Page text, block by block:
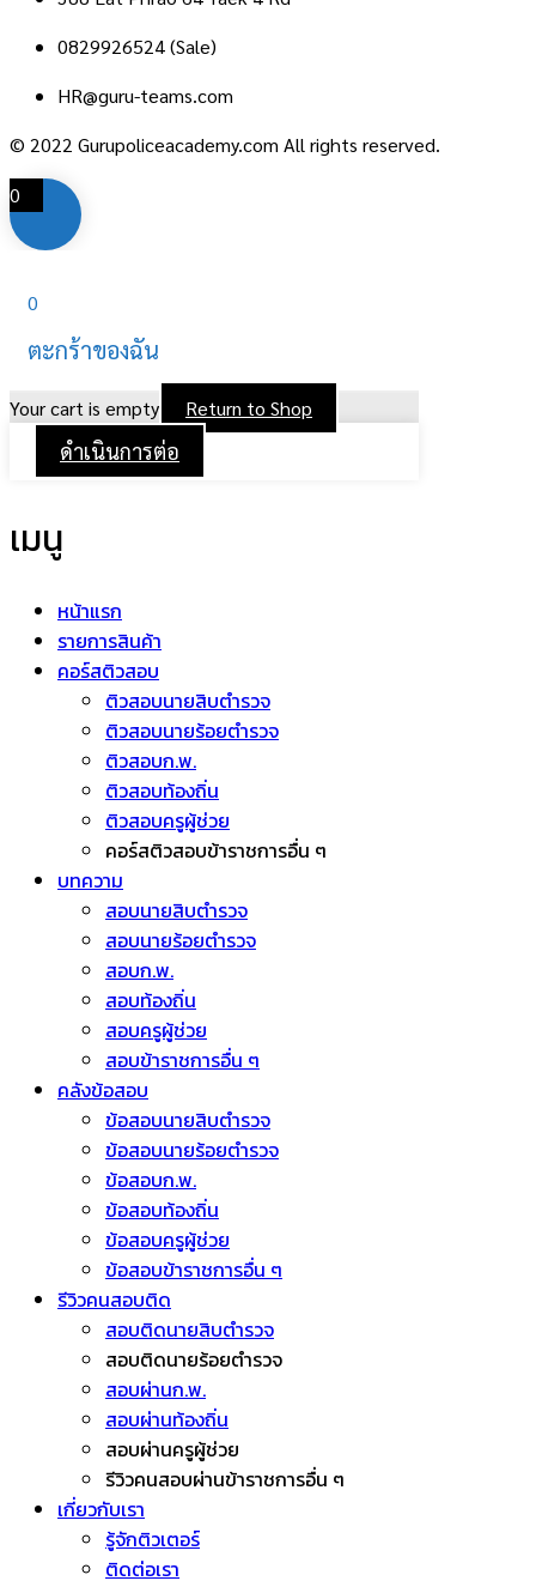
0829926524 (Sale)
HR@guru-teams.com
© 2022 Gurupoliceacademy.com All rights reserved.
0
0
ตะกร้าของฉัน
Your cart is empty Return to Shop
ดำเนินการต่อ
เมนู
หน้าแรก
รายการสินค้า
คอร์สติวสอบ
ติวสอบนายสิบตำรวจ
ติวสอบนายร้อยตำรวจ
ติวสอบก.พ.
ติวสอบท้องถิ่น
ติวสอบครูผู้ช่วย
คอร์สติวสอบข้าราชการอื่น ๆ
บทความ
สอบนายสิบตำรวจ
สอบนายร้อยตำรวจ
สอบก.พ.
สอบท้องถิ่น
สอบครูผู้ช่วย
สอบข้าราชการอื่น ๆ
คลังข้อสอบ
ข้อสอบนายสิบตำรวจ
ข้อสอบนายร้อยตำรวจ
ข้อสอบก.พ.
ข้อสอบท้องถิ่น
ข้อสอบครูผู้ช่วย
ข้อสอบข้าราชการอื่น ๆ
รีวิวคนสอบติด
สอบติดนายสิบตำรวจ
สอบติดนายร้อยตำรวจ
สอบผ่านก.พ.
สอบผ่านท้องถิ่น
สอบผ่านครูผู้ช่วย
รีวิวคนสอบผ่านข้าราชการอื่น ๆ
เกี่ยวกับเรา
รู้จักติวเตอร์
ติดต่อเรา